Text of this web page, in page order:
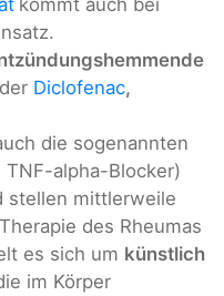
kommt auch bei
Diclofenac,
die sogenannten
alpha-Blocker)
stellen mittlerweile
des Rheumas
es sich um künstlich
im Körper